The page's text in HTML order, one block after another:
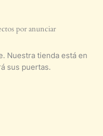
por anunciar
Nuestra tienda está en
sus puertas.